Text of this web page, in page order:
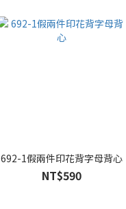
692-1假兩件印花背字母背心
NT$590